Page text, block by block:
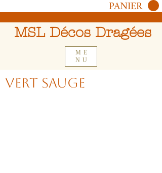
MSL Décos Dragées
ME
NU
PANIER
Vert Sauge